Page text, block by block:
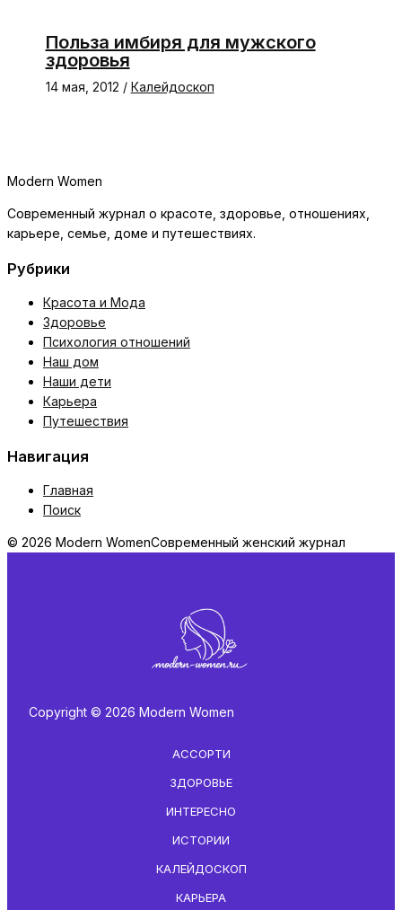
Польза имбиря для мужского
здоровья
14 мая, 2012 / Калейдоскоп
Modern Women
Современный журнал о красоте, здоровье, отношениях,
карьере, семье, доме и путешествиях.
Рубрики
Красота и Мода
Здоровье
Психология отношений
Наш дом
Наши дети
Карьера
Путешествия
Навигация
Главная
Поиск
© 2026 Modern WomenСовременный женский журнал
Copyright © 2026 Modern Women
АССОРТИ
ЗДОРОВЬЕ
ИНТЕРЕСНО
ИСТОРИИ
КАЛЕЙДОСКОП
КАРЬЕРА